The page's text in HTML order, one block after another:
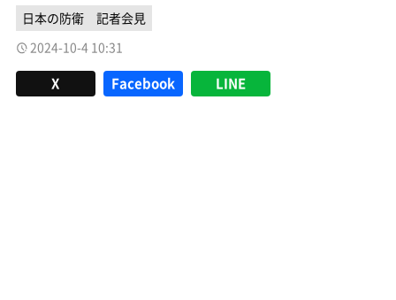
日本の防衛
記者会見
2024-10-4 10:31
X Facebook LINE